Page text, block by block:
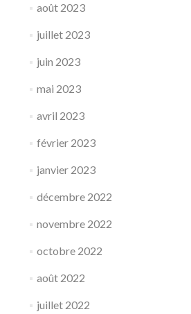
août 2023
juillet 2023
juin 2023
mai 2023
avril 2023
février 2023
janvier 2023
décembre 2022
novembre 2022
octobre 2022
août 2022
juillet 2022